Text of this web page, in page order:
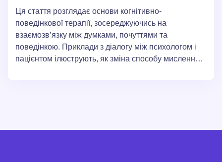
Ця стаття розглядає основи когнітивно-
поведінкової терапії, зосереджуючись на
взаємозв’язку між думками, почуттями та
поведінкою. Приклади з діалогу між психологом і
пацієнтом ілюструють, як зміна способу мислення